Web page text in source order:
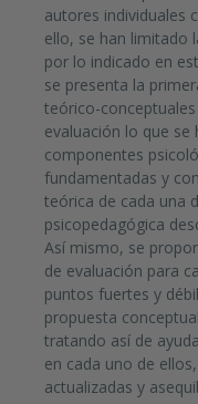
autores individuales
ello, se han limitado
por lo indicado en
se presenta la
teórico-
evaluación lo que
componentes
fundamentadas y
teórica de cada una
psicopedagógica
Así mismo, se
de evaluación para
puntos fuertes y
propuesta
tratando así de
en cada uno de
actualizadas y